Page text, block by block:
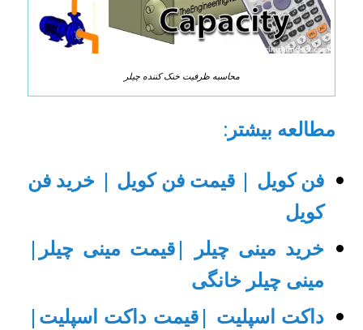
محاسبه ظرفیت خنک کننده چیلر
مطالعه بیشتر :
فن کویل | قیمت فن کویل | خرید فن
کویل
خرید مینی چیلر |قیمت مینی چیلر|
مینی چیلر خانگی
داکت اسپلیت |قیمت داکت اسپلیت|